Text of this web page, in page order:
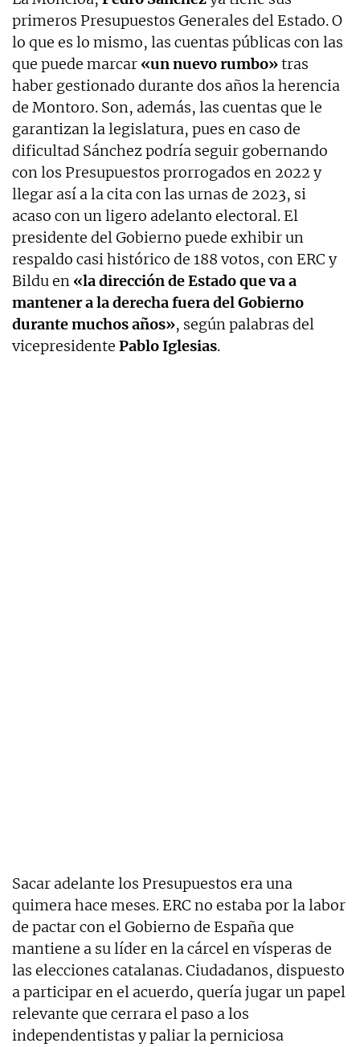
primeros Presupuestos Generales del Estado. O
lo que es lo mismo, las cuentas públicas con las
que puede marcar «un nuevo rumbo»tras
haber gestionado durante dos años la herencia
de Montoro. Son, además, las cuentas que le
garantizan la legislatura, pues en caso de
dificultad Sánchez podría seguir gobernando
con los Presupuestos prorrogados en 2022 y
llegar así a la cita con las urnas de 2023, si
acaso con un ligero adelanto electoral. El
presidente del Gobierno puede exhibir un
respaldo casi histórico de 188 votos, con ERC y
Bildu en «la dirección de Estado que va a
mantener a la derecha fuera del Gobierno
durante muchos años», según palabras del
vicepresidente Pablo Iglesias.
Sacar adelante los Presupuestos era una
quimera hace meses. ERC no estaba por la labor
de pactar con el Gobierno de España que
mantiene a su líder en la cárcel en vísperas de
las elecciones catalanas. Ciudadanos, dispuesto
a participar en el acuerdo, quería jugar un papel
relevante que cerrara el paso a los
independentistas y paliar la perniciosa